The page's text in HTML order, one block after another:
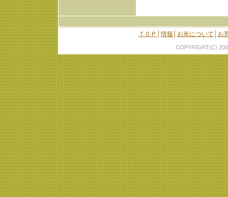
ＴＯＰ │情報 お米について お
COPYRIGHT(C)